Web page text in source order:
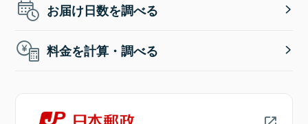
お届け日数を調べる
料金を計算・調べる